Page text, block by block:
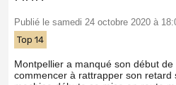
Publié le samedi 24 octobre 2020 à
Top 14
Montpellier a manqué son début
commencer à rattrapper son retard